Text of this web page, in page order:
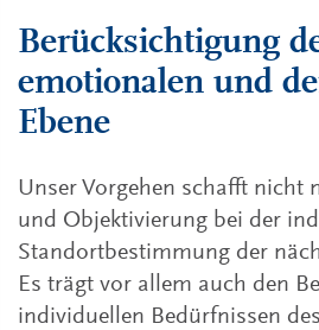
Berücksichtigung
emotionalen und
Ebene
Unser Vorgehen schafft nicht
und Objektivierung bei der
Standortbestimmung der
Es trägt vor allem auch den
individuellen Bedürfnissen des